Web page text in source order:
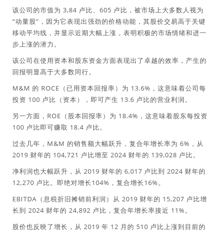
该公司的市值为 3,84 卢比、605 卢比，被市场上大多数人视为
“动量股”，因为它表现出强劲的价格动能，其股价交易高于关键
移动平均线，并显示近期大幅上涨，表明积极的市场情绪和进一
步上涨的潜力。
该公司在使用资本和股东资金方面表现出了卓越的效率，产生的
回报明显高于大多数同行。
M&M 的 ROCE（已用资本回报率）为 13.6%，这意味着公司每
投资 100 卢比（资本），即可产生 13.6 卢比的营业利润。
另一方面，ROE（股本回报率）为 18.4%，这意味着股东每投资
100 卢比即可赚取 18.4 卢比。
过去几年，M&M 的销售额大幅跃升，复合年增长率为 6%，从
2019 财年的 104,721 卢比增至 2024 财年的 139,028 卢比。
净利润也大幅跃升，从 2019 财年的 6,017 卢比到 2024 财年的
12,270 卢比。即绝对增长104%，复合增长16%。
EBITDA（息税折旧摊销前利润）从 2019 财年的 15,207 卢比增
长到 2024 财年的 24,892 卢比，复合年增长率接近 11%。
股价也反映了增长，从 2019 年 12 月的 510 卢比上涨到目前的